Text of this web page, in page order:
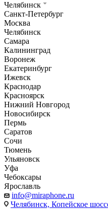
Челябинск
Санкт-Петербург
Москва
Челябинск
Самара
Калининград
Воронеж
Екатеринбург
Ижевск
Краснодар
Красноярск
Нижний Новгород
Новосибирск
Пермь
Саратов
Сочи
Тюмень
Ульяновск
Уфа
Чебоксары
Ярославль
info@miraphone.ru
Челябинск, Копейское